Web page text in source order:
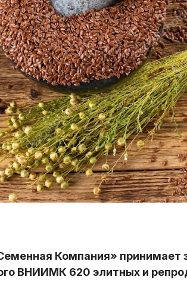
Компания» принимает
ВНИИМК 620 элитных и